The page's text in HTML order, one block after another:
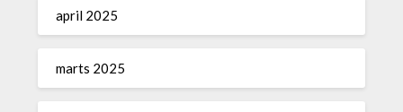
april 2025
marts 2025